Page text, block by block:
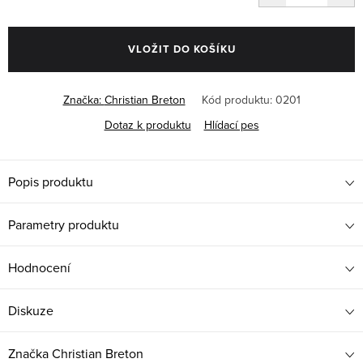
VLOŽIT DO KOŠÍKU
Značka: Christian Breton Kód produktu: 0201
Dotaz k produktu
Hlídací pes
Popis produktu
Parametry produktu
Hodnocení
Diskuze
ZnačkaChristian Breton